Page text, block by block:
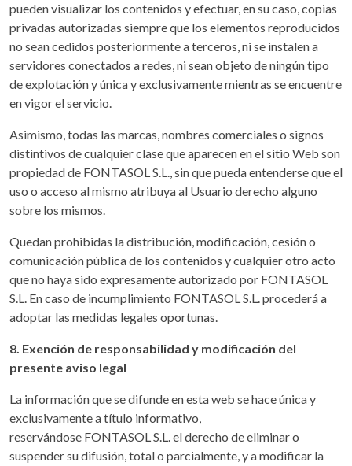
pueden visualizar los contenidos y efectuar, en su caso, copias
privadas autorizadas siempre que los elementos reproducidos
no sean cedidos posteriormente a terceros, ni se instalen a
servidores conectados a redes, ni sean objeto de ningún tipo
de explotación y única y exclusivamente mientras se encuentre
en vigor el servicio.
Asimismo, todas las marcas, nombres comerciales o signos
distintivos de cualquier clase que aparecen en el sitio Web son
propiedad de FONTASOL S.L., sin que pueda entenderse que el
uso o acceso al mismo atribuya al Usuario derecho alguno
sobre los mismos.
Quedan prohibidas la distribución, modificación, cesión o
comunicación pública de los contenidos y cualquier otro acto
que no haya sido expresamente autorizado por FONTASOL
S.L. En caso de incumplimiento FONTASOL S.L. procederá a
adoptar las medidas legales oportunas.
8. Exención de responsabilidad y modificación del
presente aviso legal
La información que se difunde en esta web se hace única y
exclusivamente a título informativo,
reservándose FONTASOL S.L. el derecho de eliminar o
suspender su difusión, total o parcialmente, y a modificar la